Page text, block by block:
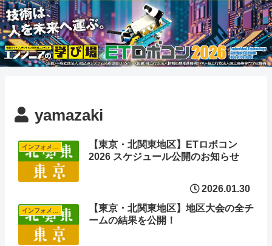
yamazaki
インフォメーション
【東京・北関東地区】ETロボコン
2026 スケジュール公開のお知らせ
2026.01.30
【東京・北関東地区】地区大会の全チ
ームの結果を公開！